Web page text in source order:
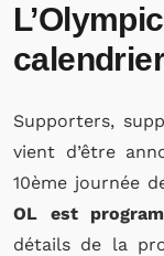
Supporters,
vient d’être
10ème journée
OL est
détails de la